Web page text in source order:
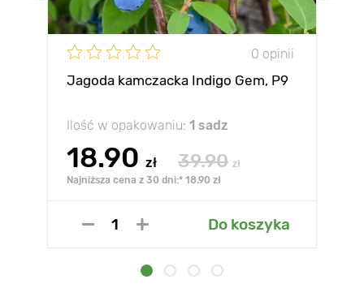
0 opinii
Jagoda kamczacka Indigo Gem, P9
Ilość w opakowaniu: 1 sadz
18.90 zł 39.90 zł
Najniższa cena z 30 dni:* 18.90 zł
Do koszyka